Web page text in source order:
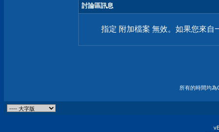
討論區訊息
指定 附加檔案 無效。如果您來
所有的時間均為